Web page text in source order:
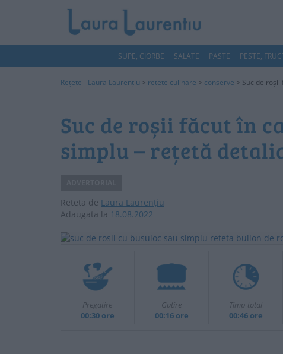
SUPE, CIORBE SALATE PASTE PESTE,
Rețete - Laura Laurențiu > retete culinare > conserve > Suc de
Suc de roșii făcut în
simplu – rețetă
Reteta de Laura Laurențiu
Adaugata la 18.08.2022
Pregatire
00:30 ore
Gatire
00:16 ore
Timp total
00:46 ore